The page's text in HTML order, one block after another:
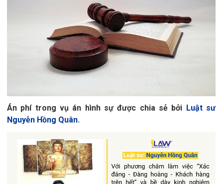
Án phí trong vụ án hình sự được chia sẻ bởi Luật sư
Nguyễn Hồng Quân.